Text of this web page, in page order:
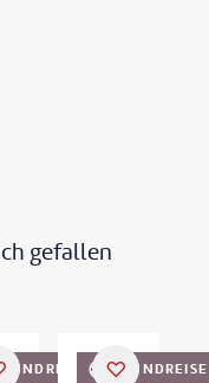
gefallen
RUNDREISE
RUNDREISE